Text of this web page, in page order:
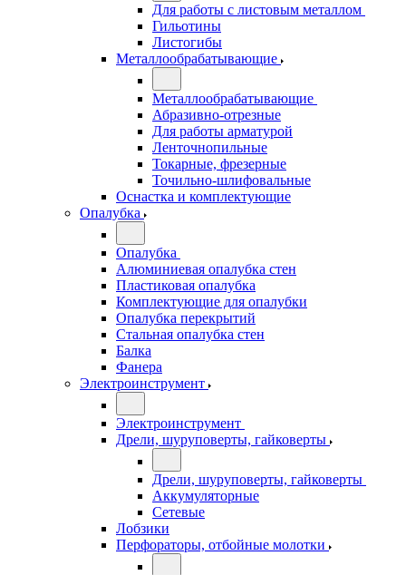
Для работы с листовым металлом
Гильотины
Листогибы
Металлообрабатывающие
Металлообрабатывающие
Абразивно-отрезные
Для работы арматурой
Ленточнопильные
Токарные, фрезерные
Точильно-шлифовальные
Оснастка и комплектующие
Опалубка
Опалубка
Алюминиевая опалубка стен
Пластиковая опалубка
Комплектующие для опалубки
Опалубка перекрытий
Стальная опалубка стен
Балка
Фанера
Электроинструмент
Электроинструмент
Дрели, шуруповерты, гайковерты
Дрели, шуруповерты, гайковерты
Аккумуляторные
Сетевые
Лобзики
Перфораторы, отбойные молотки